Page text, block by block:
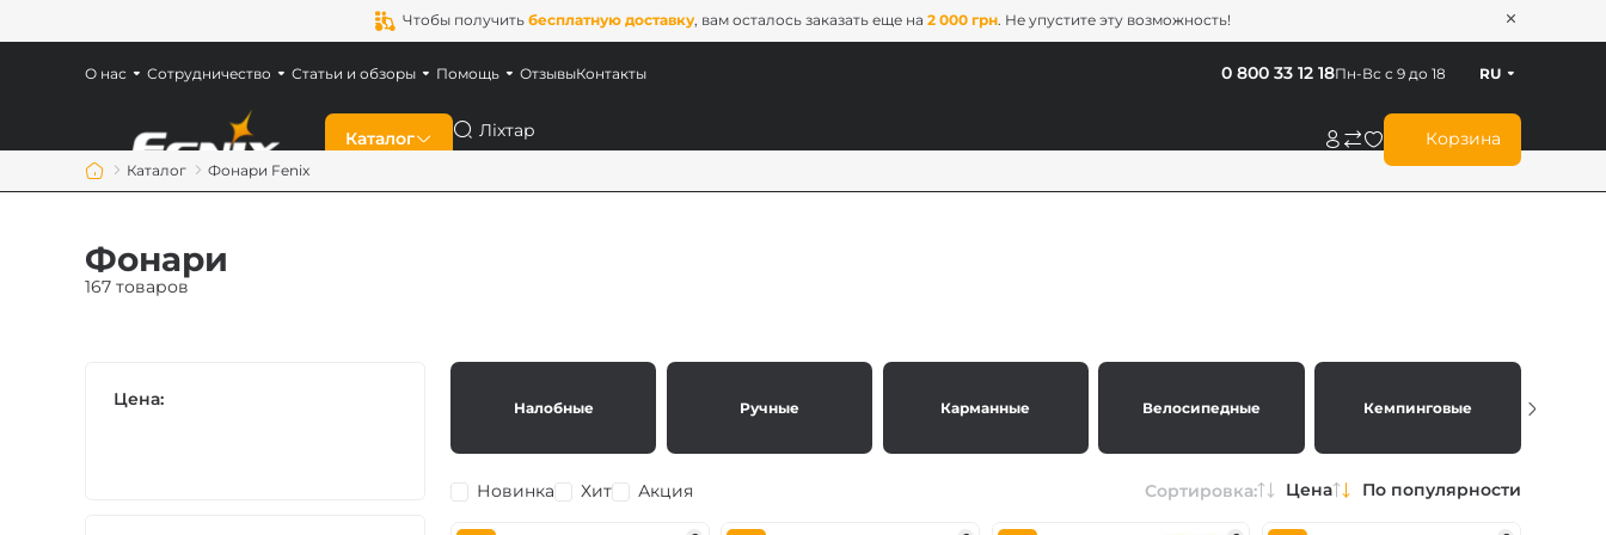
Чтобы получить бесплатную доставку, вам осталось заказать еще на 2 000 грн. Не упустите эту возможность!
Каталог
Аккумуляторы Fenix
Поиск Корзина
Пн-Вс с 9 до 18
0 800 33 12 18 RU
О нас Сотрудничество Статьи и обзоры Помощь ОтзывыКонтакты
Каталог Фонари Fenix
Фонари
167 товаров
Налобные Ручные Карманные Велосипедные Кемпинговые
Сортировка: Цена По популярности
Новинка Хит Акция
Цена: